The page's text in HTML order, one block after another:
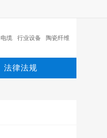
电缆 行业设备 陶瓷纤维
机械设备网
法律法规